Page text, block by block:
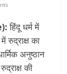
हिंदू धर्म में
रुद्राक्ष का
अनुष्ठान
की